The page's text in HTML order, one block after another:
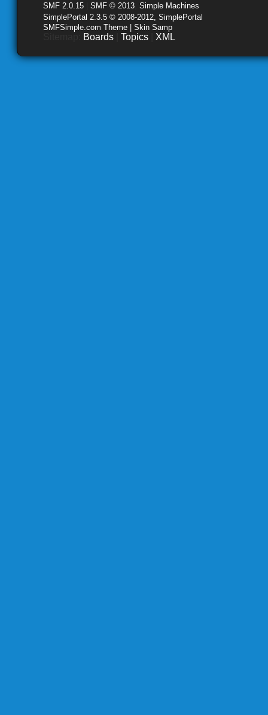
SMF 2.0.15 SMF © 2013 Simple Machines
SimplePortal 2.3.5 © 2008-2012, SimplePortal
SMFSimple.com Theme | Skin Samp
Boards Topics XML